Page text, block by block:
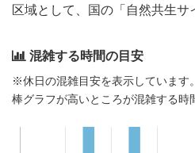
区域として、国の「自然共生サ
混雑する時間の目安
※休日の混雑目安を表示しています。
棒グラフが高いところが混雑する時